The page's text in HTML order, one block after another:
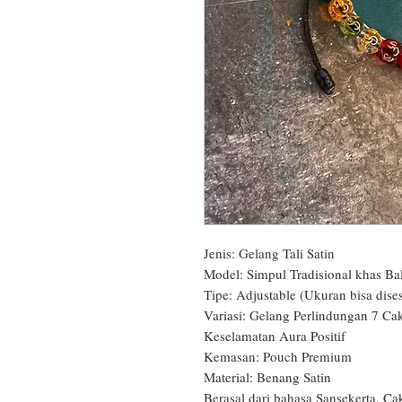
Jenis: Gelang Tali Satin
Model: Simpul Tradisional khas
Tipe: Adjustable (Ukuran bisa
Variasi: Gelang Perlindungan 7
Keselamatan Aura Positif
Kemasan: Pouch Premium
Material: Benang Satin
Berasal dari bahasa Sansekerta,